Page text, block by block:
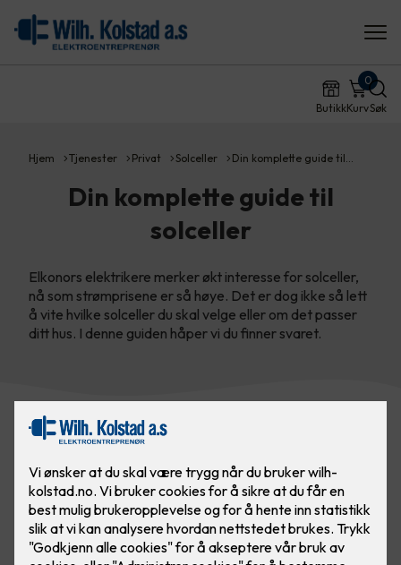
ButikkKurv
0
Søk
Hjem Tjenester Privat Solceller Din komplette guide til…
Din komplette guide til
solceller
Elkonors elektrikere merker økt interesse for solceller,
nå som strømprisene er så høye. Det er dog ikke så lett
å vite hvilke solceller du skal velge eller om det passer
ditt hus. I denne guiden håper vi du finner svaret.